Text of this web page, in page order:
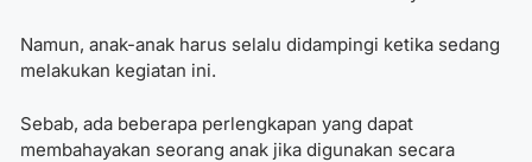
Namun, anak-anak harus selalu didampingi ketika sedang
melakukan kegiatan ini.
Sebab, ada beberapa perlengkapan yang dapat
membahayakan seorang anak jika digunakan secara